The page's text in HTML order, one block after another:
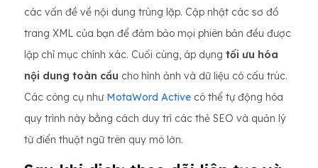
các vấn đề về nội dung trùng lặp. Cập nhật các sơ đồ
trang XML của bạn để đảm bảo mọi phiên bản đều được
lập chỉ mục chính xác. Cuối cùng, áp dụng tối ưu hóa
nội dung toàn cầu cho hình ảnh và dữ liệu có cấu trúc.
Các công cụ như MotaWord Active có thể tự động hóa
quy trình này bằng cách duy trì các thẻ SEO và quản lý
từ điển thuật ngữ trên quy mô lớn.